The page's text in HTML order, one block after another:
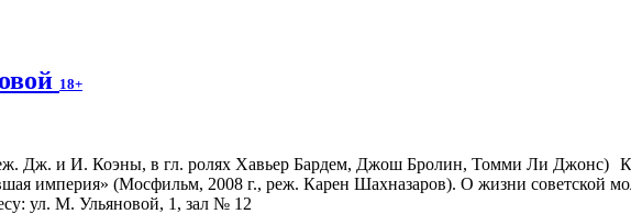
18+
империя» (Мосфильм, 2008 г., реж. Карен Шахназаров). О жизни советской
ул. М. Ульяновой, 1, зал № 12